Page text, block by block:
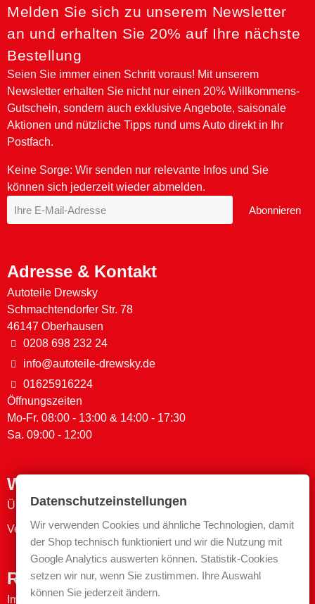
NAPA Premium RST 15W-40 - 1 Ltr.
NAPA Premium RSL 5W-40 - 5 Ltr.
NAPA Premium TS 10W-40 - 1 Ltr.
NAPA Premium Special V 0W-30 - 1 Ltr.NAPA Premium Special F Plus 0W-30 - 1 Ltr.
Melden Sie sich zu unserem Newsletter
an und erhalten Sie 20% auf Ihre nächste
Bestellung
Seien Sie immer einen Schritt voraus! Mit unserem
Newsletter erhalten Sie nicht nur einen 20% Willkommens-
Gutschein, sondern auch exklusive Angebote, saisonale
Aktionen und nützliche Tipps rund ums Auto direkt in Ihr
Postfach.
Keine Sorge: Wir senden nur relevante Infos und Sie
können sich jederzeit wieder abmelden.
Abonnieren
Adresse & Kontakt
Autoteile Drewsky
Schmachtendorfer Str. 78
46147 Oberhausen
0208 698 232 24
info@autoteile-drewsky.de
01625916224
Öffnungszeiten
Mo-Fr. 08:00 - 13:00 & 14:00 - 17:30
Sa. 09:00 - 12:00
Wichtige Links
Über uns
Versand- & Zahlungsmethoden
Rechtliches
Impressum
Datenschutzeinstellungen
Wir verwenden Cookies und ähnliche Technologien, damit
der Shop technisch funktioniert und wir die Nutzung mit
Google Analytics auswerten können. Statistik-Cookies
setzen wir nur, wenn Sie zustimmen. Ihre Auswahl
können Sie jederzeit ändern.